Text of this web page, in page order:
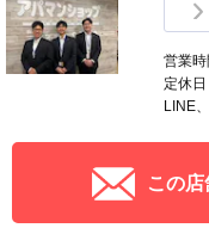
営業
定休
LINE
この店